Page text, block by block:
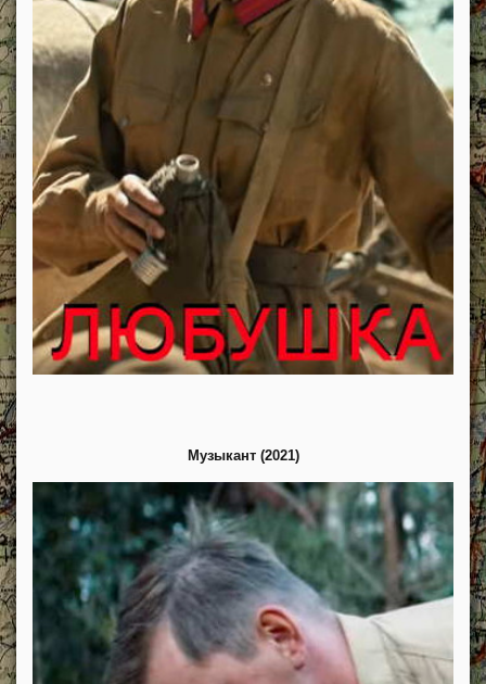
Музыкант (2021)